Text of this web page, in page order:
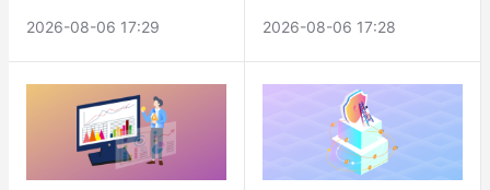
2026-08-06 17:29 2026-08-06 17:28